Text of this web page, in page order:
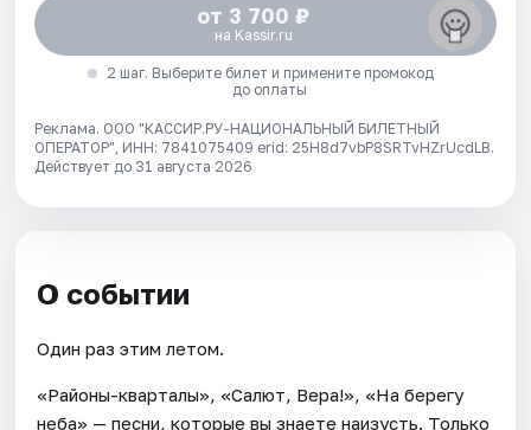
от 3 700 ₽
на Kassir.ru
2 шаг. Выберите билет и примените промокод
до оплаты
Реклама. ООО "КАССИР.РУ-НАЦИОНАЛЬНЫЙ БИЛЕТНЫЙ
ОПЕРАТОР", ИНН: 7841075409 erid: 25H8d7vbP8SRTvHZrUcdLB.
Действует до 31 августа 2026
О событии
Один раз этим летом.
«Районы-кварталы», «Салют, Вера!», «На берегу
неба» — песни, которые вы знаете наизусть. Только